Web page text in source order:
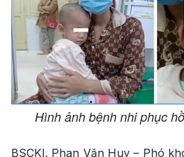
Hình ảnh bệnh nhi phục
BSCKI. Phan Văn Huy – Phó